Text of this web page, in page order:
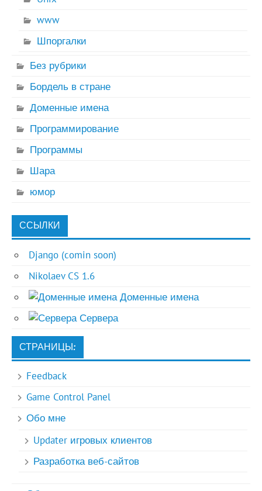
www
Шпоргалки
Без рубрики
Бордель в стране
Доменные имена
Программирование
Программы
Шара
юмор
ССЫЛКИ
Django (comin soon)
Nikolaev CS 1.6
Доменные имена
Сервера
СТРАНИЦЫ:
Feedback
Game Control Panel
Обо мне
Updater игровых клиентов
Разработка веб-сайтов